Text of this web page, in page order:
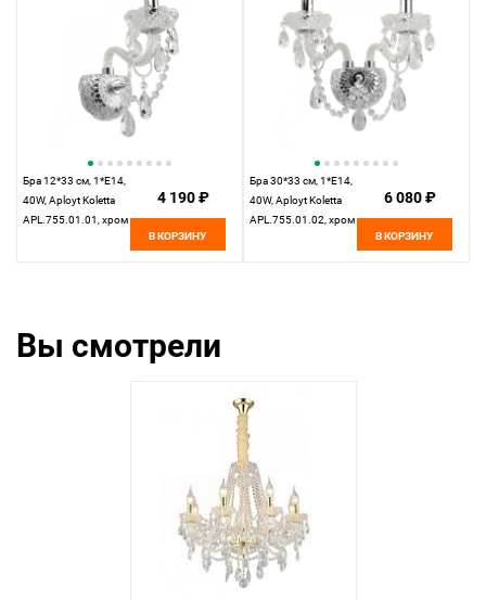
Бра 12*33 см, 1*E14,
40W, Aployt Koletta
APL.755.01.01, хром
4 190 ₽
В КОРЗИНУ
Бра 30*33 см, 1*E14,
40W, Aployt Koletta
APL.755.01.02, хром
6 080 ₽
В КОРЗИНУ
Вы смотрели